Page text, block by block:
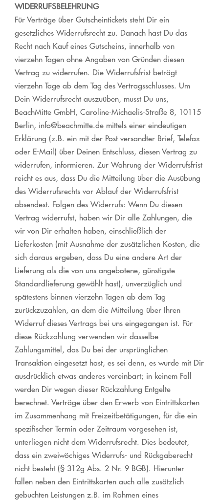
WIDERRUFSBELEHRUNG
Für Verträge über Gutscheintickets steht Dir ein
gesetzliches Widerrufsrecht zu. Danach hast Du das
Recht nach Kauf eines Gutscheins, innerhalb von
vierzehn Tagen ohne Angaben von Gründen diesen
Vertrag zu widerrufen. Die Widerrufsfrist beträgt
vierzehn Tage ab dem Tag des Vertragsschlusses. Um
Dein Widerrufsrecht auszuüben, musst Du uns,
BeachMitte GmbH, Caroline-Michaelis-Straße 8, 10115
Berlin, info@beachmitte.de mittels einer eindeutigen
Erklärung (z.B. ein mit der Post versandter Brief, Telefax
oder E-Mail) über Deinen Entschluss, diesen Vertrag zu
widerrufen, informieren. Zur Wahrung der Widerrufsfrist
reicht es aus, dass Du die Mitteilung über die Ausübung
des Widerrufsrechts vor Ablauf der Widerrufsfrist
absendest. Folgen des Widerrufs: Wenn Du diesen
Vertrag widerrufst, haben wir Dir alle Zahlungen, die
wir von Dir erhalten haben, einschließlich der
Lieferkosten (mit Ausnahme der zusätzlichen Kosten, die
sich daraus ergeben, dass Du eine andere Art der
Lieferung als die von uns angebotene, günstigste
Standardlieferung gewählt hast), unverzüglich und
spätestens binnen vierzehn Tagen ab dem Tag
zurückzuzahlen, an dem die Mitteilung über Ihren
Widerruf dieses Vertrags bei uns eingegangen ist. Für
diese Rückzahlung verwenden wir dasselbe
Zahlungsmittel, das Du bei der ursprünglichen
Transaktion eingesetzt hast, es sei denn, es wurde mit Dir
ausdrücklich etwas anderes vereinbart; in keinem Fall
werden Dir wegen dieser Rückzahlung Entgelte
berechnet. Verträge über den Erwerb von Eintrittskarten
im Zusammenhang mit Freizeitbetätigungen, für die ein
spezifischer Termin oder Zeitraum vorgesehen ist,
unterliegen nicht dem Widerrufsrecht. Dies bedeutet,
dass ein zweiwöchiges Widerrufs- und Rückgaberecht
nicht besteht (§ 312g Abs. 2 Nr. 9 BGB). Hierunter
fallen neben den Eintrittskarten auch alle zusätzlich
gebuchten Leistungen z.B. im Rahmen eines